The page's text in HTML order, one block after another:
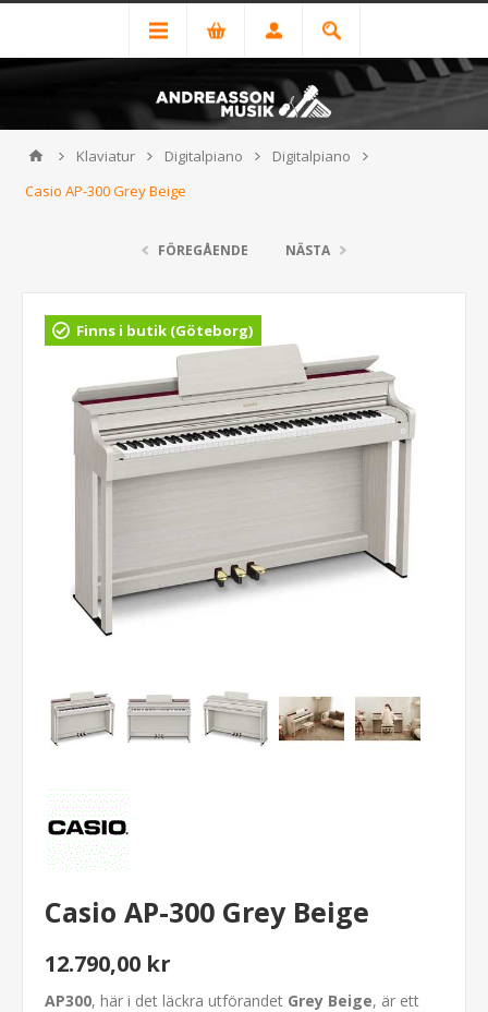
Klaviatur Digitalpiano
Digitalpiano
Casio AP-300 Grey Beige
FÖREGÅENDE NÄSTA
Finns i butik (Göteborg)
Casio AP-300 Grey Beige
12.790,00 kr
AP300, här i det läckra utförandet Grey Beige, är ett